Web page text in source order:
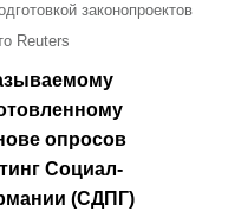
законопроектов
Reuters
опросов
Социал-
(СДПГ)